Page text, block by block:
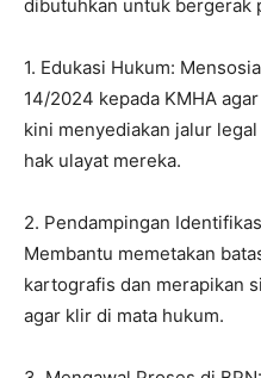
dibutuhkan untuk bergerak
1. Edukasi Hukum:
14/2024 kepada KMHA
kini menyediakan jalur
hak ulayat mereka.
2. Pendampingan
Membantu memetakan
kartografis dan merapikan
agar klir di mata hukum.